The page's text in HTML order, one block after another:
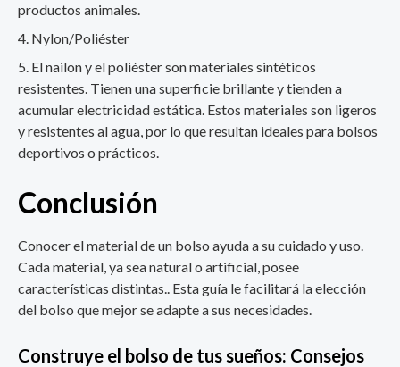
productos animales.
Nylon/Poliéster
El nailon y el poliéster son materiales sintéticos
resistentes. Tienen una superficie brillante y tienden a
acumular electricidad estática. Estos materiales son ligeros
y resistentes al agua, por lo que resultan ideales para bolsos
deportivos o prácticos.
Conclusión
Conocer el material de un bolso ayuda a su cuidado y uso.
Cada material, ya sea natural o artificial, posee
características distintas.. Esta guía le facilitará la elección
del bolso que mejor se adapte a sus necesidades.
Construye el bolso de tus sueños: Consejos